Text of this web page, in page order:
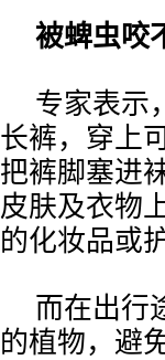
被蜱虫咬
专家表示
长裤，穿上
把裤脚塞进
皮肤及衣物
的化妆品或
而在出行
的植物，避